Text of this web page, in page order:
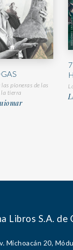
pioneras de las
la tierra
Libros S.A. de
Michoacán 20,